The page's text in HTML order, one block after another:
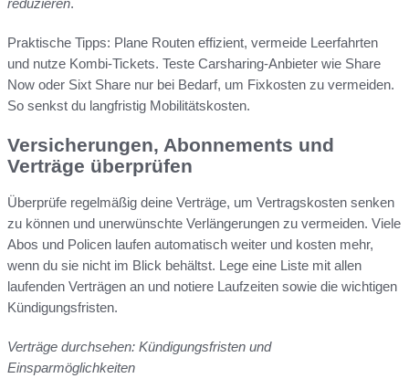
reduzieren.
Praktische Tipps: Plane Routen effizient, vermeide Leerfahrten
und nutze Kombi-Tickets. Teste Carsharing-Anbieter wie Share
Now oder Sixt Share nur bei Bedarf, um Fixkosten zu vermeiden.
So senkst du langfristig Mobilitätskosten.
Versicherungen, Abonnements und
Verträge überprüfen
Überprüfe regelmäßig deine Verträge, um Vertragskosten senken
zu können und unerwünschte Verlängerungen zu vermeiden. Viele
Abos und Policen laufen automatisch weiter und kosten mehr,
wenn du sie nicht im Blick behältst. Lege eine Liste mit allen
laufenden Verträgen an und notiere Laufzeiten sowie die wichtigen
Kündigungsfristen.
Verträge durchsehen: Kündigungsfristen und
Einsparmöglichkeiten